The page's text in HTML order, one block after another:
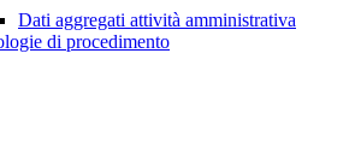
Dati aggregati attività amministrativa
di procedimento